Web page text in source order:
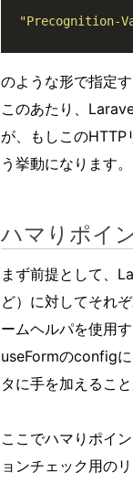
"Precognition-
のような形で指定
このあたり、
が、もしこの
う挙動になります。
ハマりポイ
まず前提として、
ど）に対してそれ
ームヘルパを使用
useFormのconfig
タに手を加えること
ここでハマりポイ
ョンチェック用の